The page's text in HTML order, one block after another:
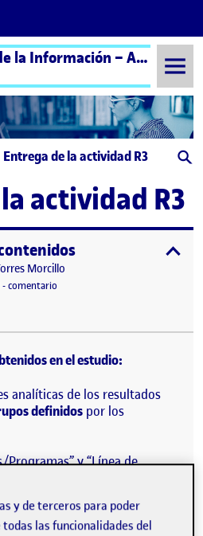
Arquitectura de la Información – Aula 3
Entrega de la actividad R3
actividad R3
Morcillo
27 noviembre, 2024 4:22 pm
-comentario
en el estudio:
analíticas de los resultados
definidos por los
y “Línea de
del concurso”, “Histórico del
al concurso”.
y de terceros para poder
las funcionalidades del